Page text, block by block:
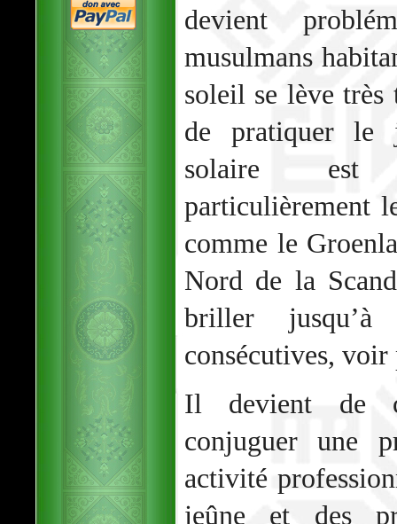
devient
musulmans
soleil se lève très
de pratiquer le
solaire est
particulièrement
comme le
Nord de la
briller
consécutives,
Il devient de
conjuguer une
activité
jeûne et des